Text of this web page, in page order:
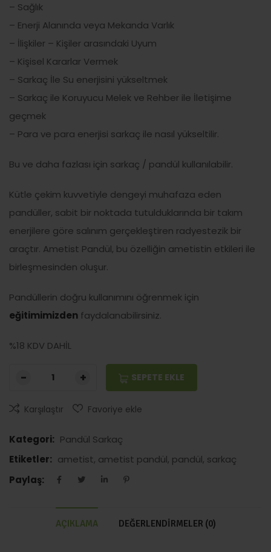
– Sağlık
– Enerji Alanında veya Mekanda Varlık
– İlişkiler – Kişiler arasındaki Uyum
– Kişisel Kararlar Vermek
– Sarkaç İle Su enerjisini yükseltmek
– Sarkaç ile Koruyucu Melek ve Rehber ile İletişime
geçmek
– Para ve para enerjisi sarkaç ile nasıl yükseltilir.
Bu ve daha fazlası için sarkaç / pandül kullanılabilir.
Kütle çekim kuvvetiyle dengeyi muhafaza eden
pandüller, sabit bir noktada tutulduklarında bir takım
enerjilere göre salınım gerçekleştiren radyestezik bir
araçtır. Ametist Pandül, bu özelliğin ametistin etkileri ile
birleşmesinden oluşur.
Pandüllerin doğru kullanımını öğrenmek için
eğitimimizden faydalanabilirsiniz.
%18 KDV DAHİL
SEPETE EKLE
Karşılaştır Favoriye ekle
Kategori: Pandül Sarkaç
Etiketler: ametist, ametist pandül, pandül, sarkaç
Paylaş:
AÇIKLAMA DEĞERLENDIRMELER (0)